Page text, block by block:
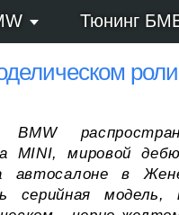
Тюнинг
BMW
MINI, мировой
автосалоне в
серийная модель,